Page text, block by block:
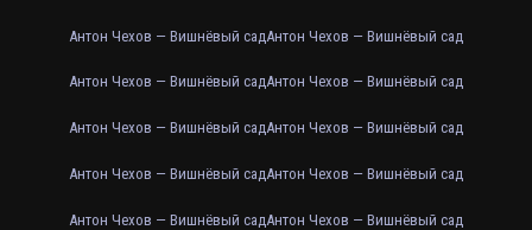
Антон Чехов — Вишнёвый садАнтон Чехов — Вишнёвый сад
Антон Чехов — Вишнёвый садАнтон Чехов — Вишнёвый сад
Антон Чехов — Вишнёвый садАнтон Чехов — Вишнёвый сад
Антон Чехов — Вишнёвый садАнтон Чехов — Вишнёвый сад
Антон Чехов — Вишнёвый садАнтон Чехов — Вишнёвый сад